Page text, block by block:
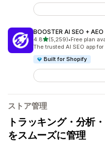
BOOSTER AI SEO +
4.85つ星中
(5,259)
合計レビュー数：5259件
•Free plan
The trusted AI SEO app
Built for Shopify
ストア管理
トラッキング・分析
をスムーズに管理